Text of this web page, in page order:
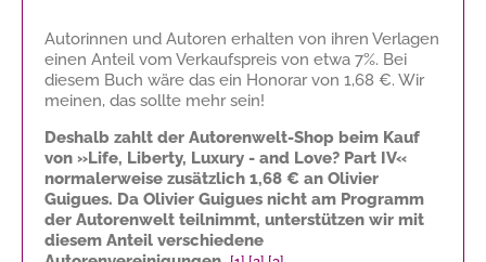
Autorinnen und Autoren erhalten von ihren Verlagen
einen Anteil vom Verkaufspreis von etwa 7%. Bei
diesem Buch wäre das ein Honorar von 1,68 €. Wir
meinen, das sollte mehr sein!
Deshalb zahlt der Autorenwelt-Shop beim Kauf
von »Life, Liberty, Luxury - and Love? Part IV«
normalerweise zusätzlich 1,68 € an Olivier
Guigues. Da Olivier Guigues nicht am Programm
der Autorenwelt teilnimmt, unterstützen wir mit
diesem Anteil verschiedene